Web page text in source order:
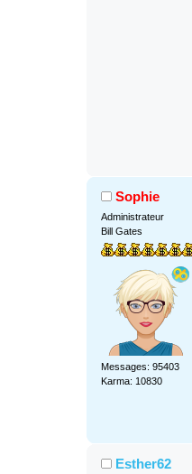
Sophie
Administrateur
Bill Gates
Messages: 95403
Karma: 10830
Esther62